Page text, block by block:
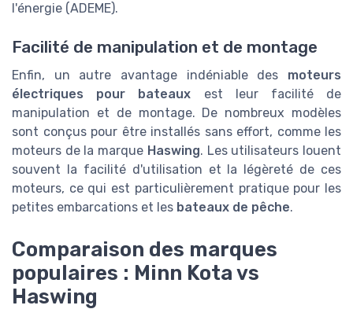
l'énergie (ADEME).
Facilité de manipulation et de montage
Enfin, un autre avantage indéniable des moteurs
électriques pour bateaux est leur facilité de
manipulation et de montage. De nombreux modèles
sont conçus pour être installés sans effort, comme les
moteurs de la marque Haswing. Les utilisateurs louent
souvent la facilité d'utilisation et la légèreté de ces
moteurs, ce qui est particulièrement pratique pour les
petites embarcations et les bateaux de pêche.
Comparaison des marques
populaires : Minn Kota vs
Haswing